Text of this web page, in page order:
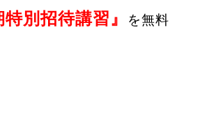
特別招待講習』
を無料